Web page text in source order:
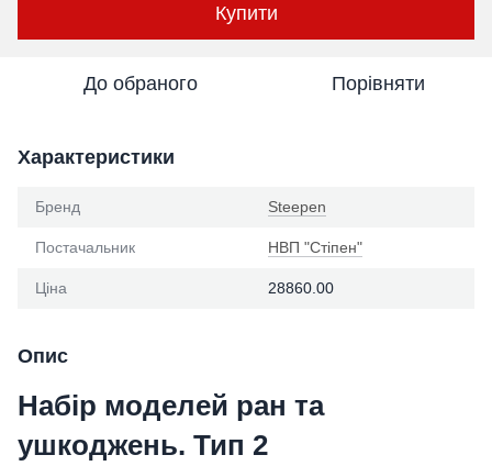
Купити
До обраного Порівняти
Характеристики
Бренд Steepen
Постачальник НВП "Стіпен"
Ціна 28860.00
Опис
Набір моделей ран та
ушкоджень. Тип 2